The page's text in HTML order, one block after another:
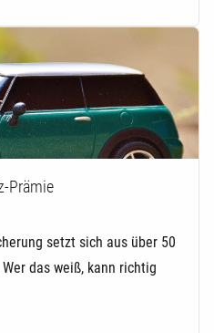
Prämie
setzt sich aus über 50
das weiß, kann richtig